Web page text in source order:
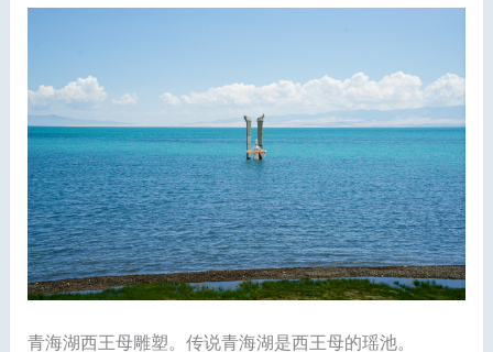
青海湖西王母雕塑。传说青海湖是西王母的瑶池。